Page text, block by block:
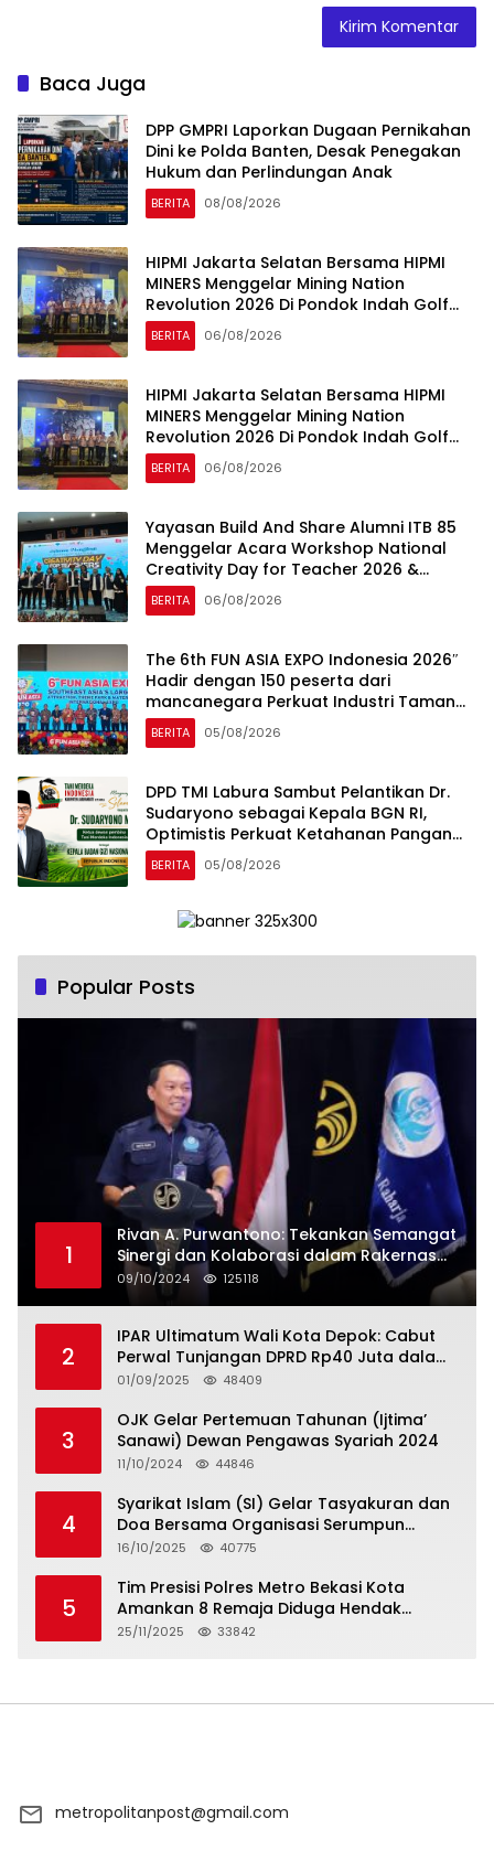
Baca Juga
DPP GMPRI Laporkan Dugaan Pernikahan
Dini ke Polda Banten, Desak Penegakan
Hukum dan Perlindungan Anak
BERITA 08/08/2026
HIPMI Jakarta Selatan Bersama HIPMI
MINERS Menggelar Mining Nation
Revolution 2026 Di Pondok Indah Golf
Jakarta
BERITA 06/08/2026
HIPMI Jakarta Selatan Bersama HIPMI
MINERS Menggelar Mining Nation
Revolution 2026 Di Pondok Indah Golf
Jakarta
BERITA 06/08/2026
Yayasan Build And Share Alumni ITB 85
Menggelar Acara Workshop National
Creativity Day for Teacher 2026 &
Dibuka Resmi Pramono Anung (Gubernur
DKI Jakarta)
BERITA 06/08/2026
The 6th FUN ASIA EXPO Indonesia 2026″
Hadir dengan 150 peserta dari
mancanegara Perkuat Industri Taman
Rekreasi dan Ekosistem Pariwisata di
Tanah Air
BERITA 05/08/2026
DPD TMI Labura Sambut Pelantikan Dr.
Sudaryono sebagai Kepala BGN RI,
Optimistis Perkuat Ketahanan Pangan
dan Gizi Nasional
BERITA 05/08/2026
Popular Posts
1
Rivan A. Purwantono: Tekankan Semangat
Sinergi dan Kolaborasi dalam Rakernas
Serikat Pekerja Jasa Raharja
09/10/2024 125118
2
IPAR Ultimatum Wali Kota Depok: Cabut
Perwal Tunjangan DPRD Rp40 Juta dalam
5 Hari atau Hadapi Aksi Rakyat
01/09/2025 48409
3
OJK Gelar Pertemuan Tahunan (Ijtima’
Sanawi) Dewan Pengawas Syariah 2024
11/10/2024 44846
4
Syarikat Islam (SI) Gelar Tasyakuran dan
Doa Bersama Organisasi Serumpun
Syarikat Islam Doa
16/10/2025 40775
5
Tim Presisi Polres Metro Bekasi Kota
Amankan 8 Remaja Diduga Hendak
Tawuran
25/11/2025 33842
metropolitanpost@gmail.com